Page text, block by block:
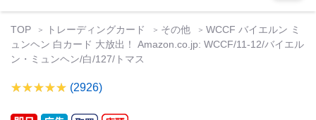
TOP トレーディングカード その他
WCCF バイエルン ミ
ュンヘン 白カード 大放出！ Amazon.co.jp: WCCF/11-12/バイエル
ン・ミュンヘン/白/127/トマス
(2926)